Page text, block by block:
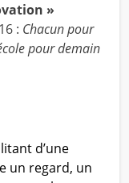
»
: Chacun pour
pour demain
d’une
un regard, un